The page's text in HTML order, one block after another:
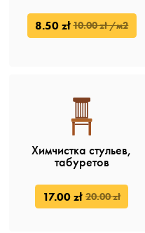
8.50 zł 10.00 zł /м2
Химчистка стульев,
табуретов
17.00 zł 20.00 zł